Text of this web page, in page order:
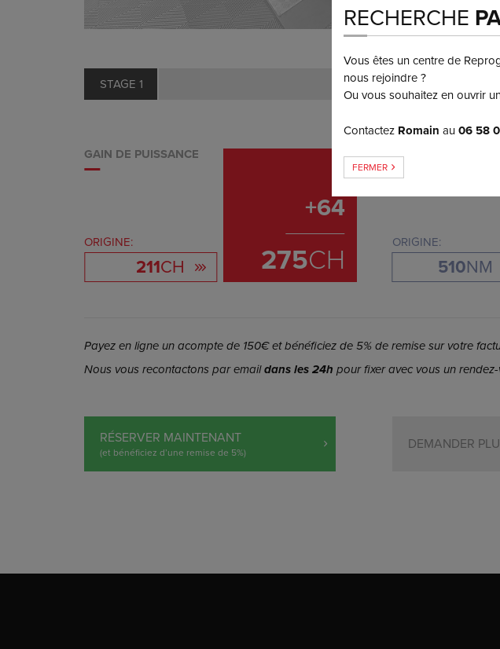
STAGE 1 SANS FRAIS
GAIN DE PUISSANCE
ORIGINE:
211CH
+64
275CH
GAIN DE COUPLE
ORIGINE:
510NM
Payez en ligne un acompte de 150€ et bénéficiez de 5% de remise sur votre
Nous vous recontactons par emaildans les 24h pour fixer avec vous un
RÉSERVER MAINTENANT
(et bénéficiez d’une remise de 5%) DEMANDER
RECHERCHE
Vous êtes un centre de
nous rejoindre ?
Ou vous souhaitez en ouvrir
Contactez Romain au06 58
FERMER